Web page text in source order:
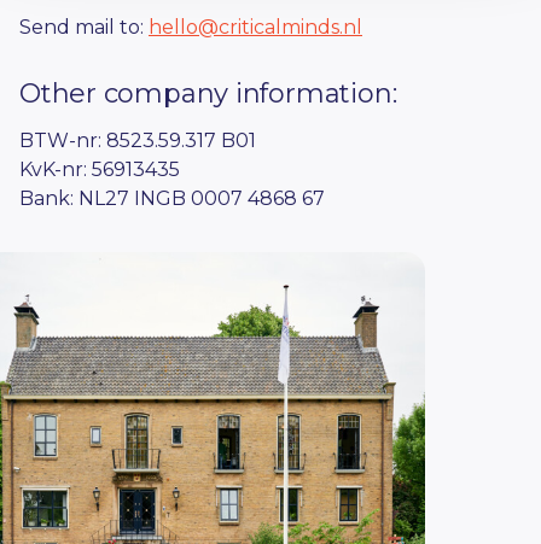
Send mail to: hello@criticalminds.nl
Other company information:
BTW-nr: 8523.59.317 B01
KvK-nr: 56913435
Bank: NL27 INGB 0007 4868 67